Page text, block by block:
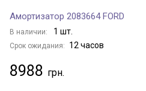
Амортизатор 2083664 FORD
В наличии: 1 шт.
Срок ожидания: 12 часов
8988